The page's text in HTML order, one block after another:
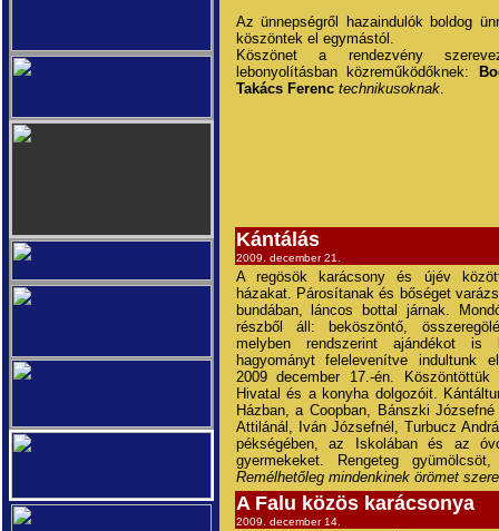
Az ünnepségről hazaindulók boldog
köszöntek el egymástól.
Köszönet a rendezvény
lebonyolításban közreműködőknek:
Takács Ferenc technikusoknak.
Kántálás
2009. december 21.
A regösök karácsony és újév
házakat. Párosítanak és bőséget
bundában, láncos bottal járnak.
részből áll: beköszöntő,
melyben rendszerint ajándékot
hagyományt felelevenítve indultunk
2009 december 17.-én. Köszöntöttük
Hivatal és a konyha dolgozóit.
Házban, a Coopban, Bánszki
Attilánál, Iván Józsefnél, Turbucz
pékségében, az Iskolában és az
gyermekeket. Rengeteg
Remélhetőleg mindenkinek örömet
A Falu közös karácsonya
2009. december 14.